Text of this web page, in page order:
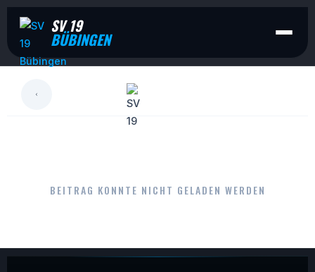
SV 19
BÜBINGEN
BEITRAG KONNTE NICHT GELADEN WERDEN